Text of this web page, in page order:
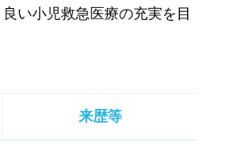
い小児救急医療の充実を目
来歴等